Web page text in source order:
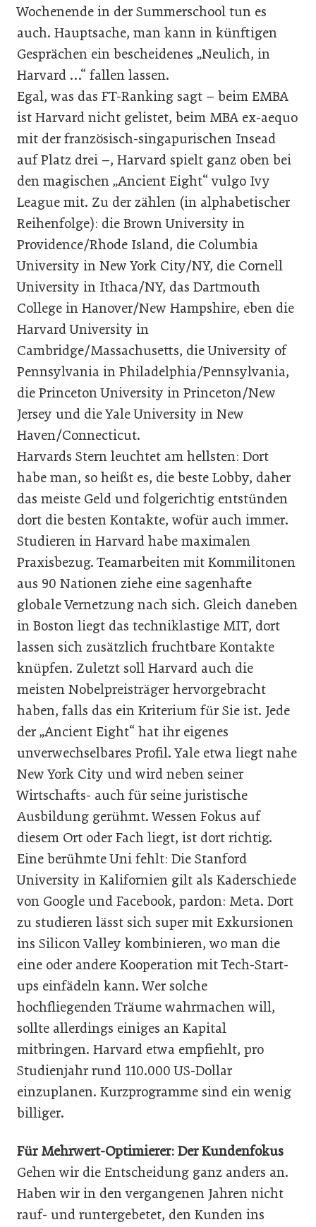
Wochenende in der Summerschool tun es
auch. Hauptsache, man kann in künftigen
Gesprächen ein bescheidenes „Neulich, in
Harvard …“ fallen lassen.
Egal, was das FT-Ranking sagt – beim EMBA
ist Harvard nicht gelistet, beim MBA ex-aequo
mit der französisch-singapurischen Insead
auf Platz drei –, Harvard spielt ganz oben bei
den magischen „Ancient Eight“ vulgo Ivy
League mit. Zu der zählen (in alphabetischer
Reihenfolge): die Brown University in
Providence/Rhode Island, die Columbia
University in New York City/NY, die Cornell
University in Ithaca/NY, das Dartmouth
College in Hanover/New Hampshire, eben die
Harvard University in
Cambridge/Massachusetts, die University of
Pennsylvania in Philadelphia/Pennsylvania,
die Princeton University in Princeton/New
Jersey und die Yale University in New
Haven/Connecticut.
Harvards Stern leuchtet am hellsten: Dort
habe man, so heißt es, die beste Lobby, daher
das meiste Geld und folgerichtig entstünden
dort die besten Kontakte, wofür auch immer.
Studieren in Harvard habe maximalen
Praxisbezug. Teamarbeiten mit Kommilitonen
aus 90 Nationen ziehe eine sagenhafte
globale Vernetzung nach sich. Gleich daneben
in Boston liegt das techniklastige MIT, dort
lassen sich zusätzlich fruchtbare Kontakte
knüpfen. Zuletzt soll Harvard auch die
meisten Nobelpreisträger hervorgebracht
haben, falls das ein Kriterium für Sie ist. Jede
der „Ancient Eight“ hat ihr eigenes
unverwechselbares Profil. Yale etwa liegt nahe
New York City und wird neben seiner
Wirtschafts- auch für seine juristische
Ausbildung gerühmt. Wessen Fokus auf
diesem Ort oder Fach liegt, ist dort richtig.
Eine berühmte Uni fehlt: Die Stanford
University in Kalifornien gilt als Kaderschiede
von Google und Facebook, pardon: Meta. Dort
zu studieren lässt sich super mit Exkursionen
ins Silicon Valley kombinieren, wo man die
eine oder andere Kooperation mit Tech-Start-
ups einfädeln kann. Wer solche
hochfliegenden Träume wahrmachen will,
sollte allerdings einiges an Kapital
mitbringen. Harvard etwa empfiehlt, pro
Studienjahr rund 110.000 US-Dollar
einzuplanen. Kurzprogramme sind ein wenig
billiger.
Für Mehrwert-Optimierer: Der Kundenfokus
Gehen wir die Entscheidung ganz anders an.
Haben wir in den vergangenen Jahren nicht
rauf- und runtergebetet, den Kunden ins